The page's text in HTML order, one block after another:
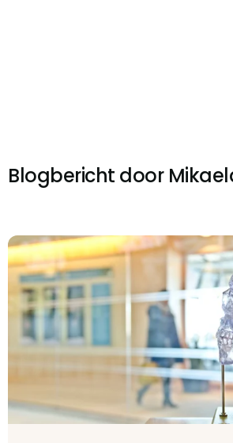
Blogbericht door